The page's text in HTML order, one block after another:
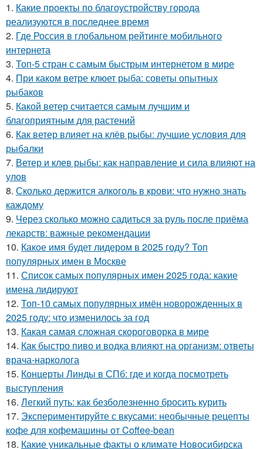
1. Какие проекты по благоустройству города
реализуются в последнее время
2. Где Россия в глобальном рейтинге мобильного
интернета
3. Топ-5 стран с самым быстрым интернетом в мире
4. При каком ветре клюет рыба: советы опытных
рыбаков
5. Какой ветер считается самым лучшим и
благоприятным для растений
6. Как ветер влияет на клёв рыбы: лучшие условия для
рыбалки
7. Ветер и клев рыбы: как направление и сила влияют на
улов
8. Сколько держится алкоголь в крови: что нужно знать
каждому
9. Через сколько можно садиться за руль после приёма
лекарств: важные рекомендации
10. Какое имя будет лидером в 2025 году? Топ
популярных имен в Москве
11. Список самых популярных имен 2025 года: какие
имена лидируют
12. Топ-10 самых популярных имён новорожденных в
2025 году: что изменилось за год
13. Какая самая сложная скороговорка в мире
14. Как быстро пиво и водка влияют на организм: ответы
врача-нарколога
15. Концерты Линды в СПб: где и когда посмотреть
выступления
16. Легкий путь: как безболезненно бросить курить
17. Экспериментируйте с вкусами: необычные рецепты
кофе для кофемашины от Coffee-bean
18. Какие уникальные факты о климате Новосибирска